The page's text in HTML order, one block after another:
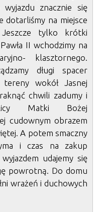
wyjazdu znacznie się
dotarliśmy na miejsce
Jeszcze tylko krótki
II wchodzimy na
klasztornego.
długi spacer
wokół Jasnej
chwili zadumy i
Matki Bożej
cudownym obrazem
A potem smaczny
i czas na zakup
udajemy się
powrotną. Do domu
wrażeń i duchowych